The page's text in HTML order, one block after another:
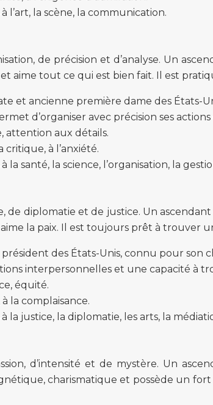
l’art, la scène, la communication.
de précision et d’analyse. Un
aime tout ce qui est bien fait. Il est
et ancienne première dame des
d’organiser avec précision ses
attention aux détails.
critique, à l’anxiété.
la santé, la science, l’organisation, la
de diplomatie et de justice. Un
la paix. Il est toujours prêt à trouver
des États-Unis, connu pour son
interpersonnelles et une capacité à
équité.
la complaisance.
la justice, la diplomatie, les arts, la
d’intensité et de mystère. Un
charismatique et possède un